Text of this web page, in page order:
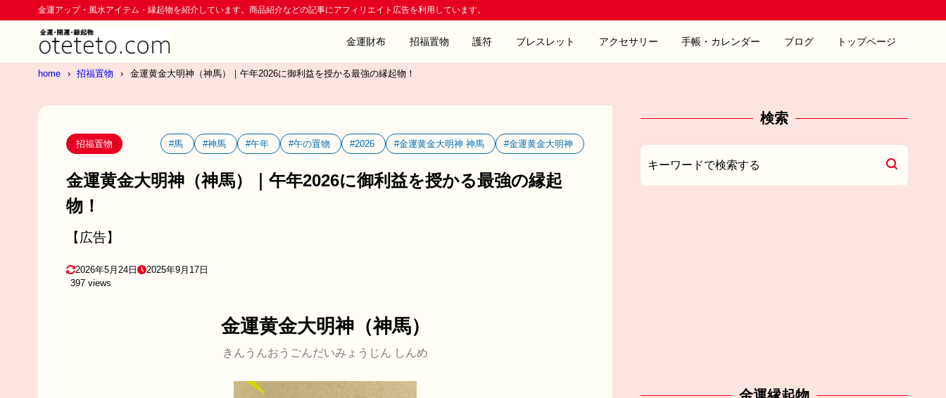
金運アップ・風水アイテム・縁起物を紹介しています。商品紹介などの記事にアフィリエイト広告を利用しています。
金運財布 招福置物 護符 ブレスレット アクセサリー 手帳・カレンダー ブログ トップページ
home 招福置物 金運黄金大明神（神馬）｜午年2026に御利益を授かる最強の縁起物！
招福置物 #馬 #神馬 #午年 #午の置物 #2026 #金運黄金大明神 神馬 #金運黄金大明神
金運黄金大明神（神馬）｜午年2026に御利益を授かる最強の縁起
物！
【広告】
2026年5月24日
2025年9月17日
397 views
金運黄金大明神（神馬）
きんうんおうごんだいみょうじん しんめ
検索